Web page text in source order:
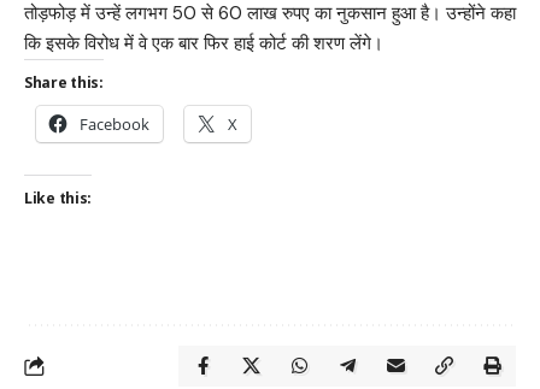
तोड़फोड़ में उन्हें लगभग 50 से 60 लाख रुपए का नुकसान हुआ है। उन्होंने कहा
कि इसके विरोध में वे एक बार फिर हाई कोर्ट की शरण लेंगे।
Share this:
Facebook X
Like this: